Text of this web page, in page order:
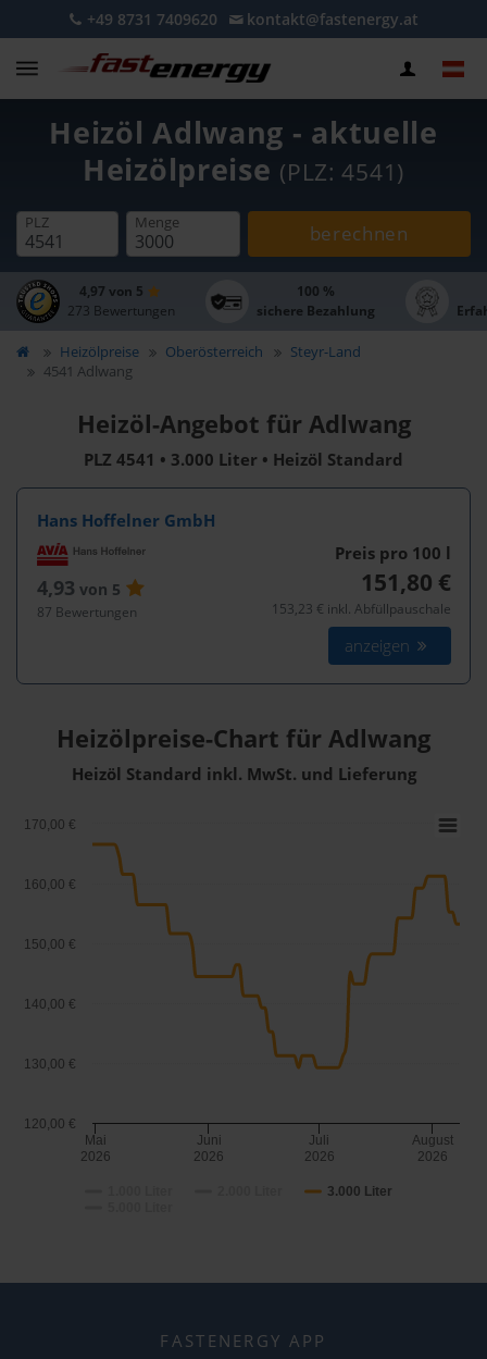
+49 8731 7409620 kontakt@fastenergy.at
Heizöl Adlwang - aktuelle
Heizölpreise (PLZ: 4541)
PLZ Menge berechnen
4,97 von 5
273 Bewertungen
100 %
sichere Bezahlung
Heizölpreise Oberösterreich
Steyr-Land
4541 Adlwang
Heizöl-Angebot für Adlwang
PLZ 4541 • 3.000 Liter • Heizöl Standard
Hans Hoffelner GmbH
4,93 von 5
87 Bewertungen
Preis pro 100 l
151,80 €
153,23 € inkl. Abfüllpauschale
anzeigen
Heizölpreise-Chart für Adlwang
Heizöl Standard inkl. MwSt. und Lieferung
3.000 Liter
Mai
2026
Juni
2026
Juli
2026
August
2026
120,00 €
130,00 €
140,00 €
150,00 €
160,00 €
170,00 €
FASTENERGY APP